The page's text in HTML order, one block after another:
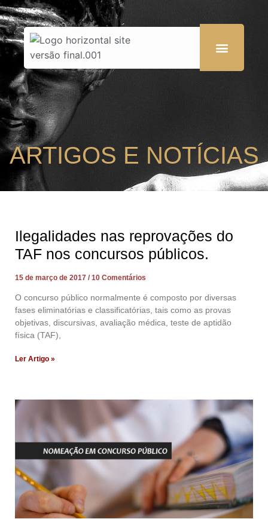
ARTIGOS E NOTÍCIAS
Ilegalidades nas reprovações do
TAF nos concursos públicos.
15 de março de 2017 10 Comentários
O concurso público normalmente é composto por diversas
fases eliminatórias e classificatórias, tais como as provas
objetivas, discursivas, avaliação médica, teste de aptidão
física (TAF),
Ler Artigo »